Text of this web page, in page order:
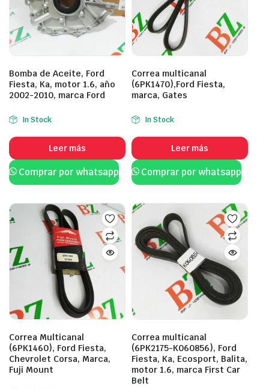
Bomba de Aceite, Ford
Fiesta, Ka, motor 1.6, año
2002-2010, marca Ford
In Stock
Leer más
Comprar por whatsapp
Correa multicanal
(6PK1470),Ford Fiesta,
marca, Gates
In Stock
Leer más
Comprar por whatsapp
Correa Multicanal
(6PK1460), Ford Fiesta,
Chevrolet Corsa, Marca,
Fuji Mount
Correa multicanal
(6PK2175-K060856), Ford
Fiesta, Ka, Ecosport, Balita,
motor 1.6, marca First Car
Belt